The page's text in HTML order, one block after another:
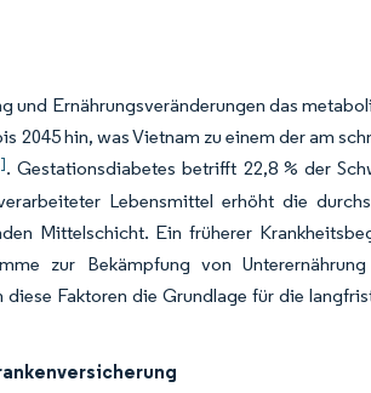
und Ernährungsveränderungen das
2045 hin, was Vietnam zu einem der am
. Gestationsdiabetes betrifft 22,8 % der
Lebensmittel erhöht die
Mittelschicht. Ein früherer
zur Bekämpfung von
Faktoren die Grundlage für die